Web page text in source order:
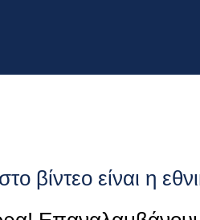
βίντεο είναι η